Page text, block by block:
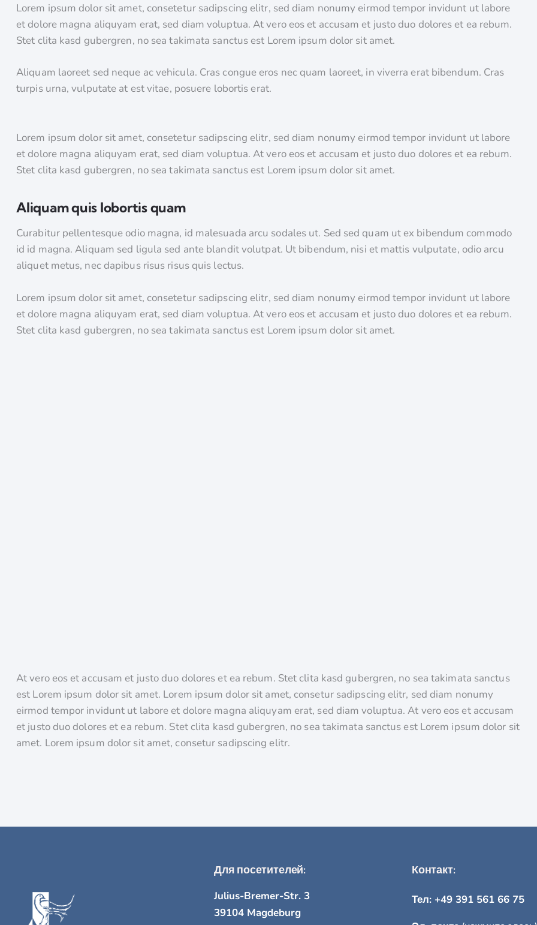
Lorem ipsum dolor sit amet, consetetur sadipscing elitr, sed diam nonumy eirmod tempor invidunt ut labore
et dolore magna aliquyam erat, sed diam voluptua. At vero eos et accusam et justo duo dolores et ea rebum.
Stet clita kasd gubergren, no sea takimata sanctus est Lorem ipsum dolor sit amet.
Aliquam laoreet sed neque ac vehicula. Cras congue eros nec quam laoreet, in viverra erat bibendum. Cras
turpis urna, vulputate at est vitae, posuere lobortis erat.
Lorem ipsum dolor sit amet, consetetur sadipscing elitr, sed diam nonumy eirmod tempor invidunt ut labore
et dolore magna aliquyam erat, sed diam voluptua. At vero eos et accusam et justo duo dolores et ea rebum.
Stet clita kasd gubergren, no sea takimata sanctus est Lorem ipsum dolor sit amet.
Aliquam quis lobortis quam
Curabitur pellentesque odio magna, id malesuada arcu sodales ut. Sed sed quam ut ex bibendum commodo
id id magna. Aliquam sed ligula sed ante blandit volutpat. Ut bibendum, nisi et mattis vulputate, odio arcu
aliquet metus, nec dapibus risus risus quis lectus.
Lorem ipsum dolor sit amet, consetetur sadipscing elitr, sed diam nonumy eirmod tempor invidunt ut labore
et dolore magna aliquyam erat, sed diam voluptua. At vero eos et accusam et justo duo dolores et ea rebum.
Stet clita kasd gubergren, no sea takimata sanctus est Lorem ipsum dolor sit amet.
At vero eos et accusam et justo duo dolores et ea rebum. Stet clita kasd gubergren, no sea takimata sanctus
est Lorem ipsum dolor sit amet. Lorem ipsum dolor sit amet, consetur sadipscing elitr, sed diam nonumy
eirmod tempor invidunt ut labore et dolore magna aliquyam erat, sed diam voluptua. At vero eos et accusam
et justo duo dolores et ea rebum. Stet clita kasd gubergren, no sea takimata sanctus est Lorem ipsum dolor sit
amet. Lorem ipsum dolor sit amet, consetur sadipscing elitr.
Для посетителей:
Julius-Bremer-Str. 3
39104 Magdeburg
Контакт:
Тел: +49 391 561 66 75